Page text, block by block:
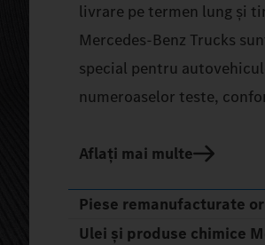
livrare pe termen lung și
Mercedes‑Benz Trucks
special pentru
numeroaselor teste,
Aflați mai multe
Piese remanufacturate
Ulei și produse chimice